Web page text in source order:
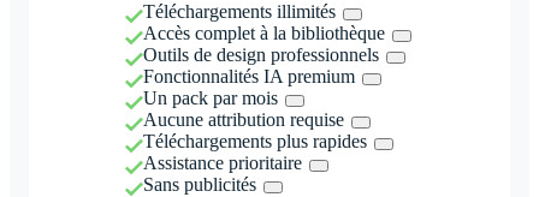
Téléchargements illimités
Accès complet à la bibliothèque
Outils de design professionnels
Fonctionnalités IA premium
Un pack par mois
Aucune attribution requise
Téléchargements plus rapides
Assistance prioritaire
Sans publicités